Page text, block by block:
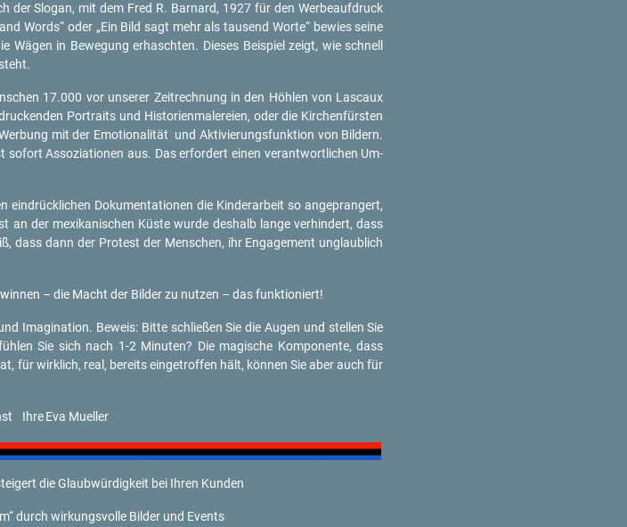
Slo­gan, mit dem Fred R. Bar­nard, 1927 für den Wer­be­auf­druck
Words“ oder „Ein Bild sagt mehr als tau­send Worte“ be­wies seine
in Be­we­gung er­hasch­ten. Die­ses Bei­spiel zeigt, wie schnell
17.000 vor un­se­rer Zeit­rech­nung in den Höh­len von Las­caux
Por­traits und His­to­ri­en­ma­le­rei­en, oder die Kir­chen­fürs­ten
mit der Emo­tio­na­li­tät und Ak­ti­vie­rungs­funk­ti­on von Bil­dern.
so­fort As­so­zia­tio­nen aus. Das er­for­dert einen ver­ant­wort­li­chen Um­
Do­ku­men­ta­tio­nen die Kin­der­ar­beit so an­ge­pran­gert,
an der me­xi­ka­ni­schen Küste wurde des­halb lange ver­hin­dert, dass
dass dann der Pro­test der Men­schen, ihr En­ga­ge­ment un­glaub­lich
– die Macht der Bil­der zu nut­zen – das funk­tio­niert!
Ima­gi­na­ti­on. Be­weis: Bitte schlie­ßen Sie die Augen und stel­len Sie
Sie sich nach 1-2 Mi­nu­ten? Die ma­gi­sche Kom­po­nen­te, dass
für wirk­lich, real, be­reits ein­ge­trof­fen hält, kön­nen Sie aber auch für
Ihre Eva Mu­el­ler
die Glaub­wür­dig­keit bei Ihren Kun­den
durch wir­kungs­vol­le Bil­der und Events